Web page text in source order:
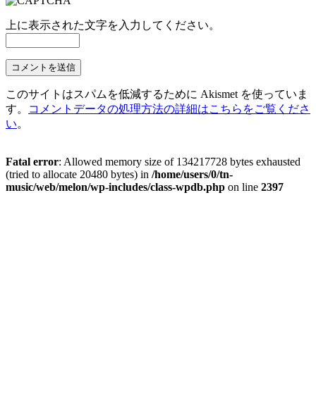
上に表示された文字を入力してください。
このサイトはスパムを低減するために Akismet を使っていま
す。
コメントデータの処理方法の詳細はこちらをご覧くださ
い。
Fatal error: Allowed memory size of 134217728 bytes exhausted
(tried to allocate 20480 bytes) in /home/users/0/tn-
music/web/melon/wp-includes/class-wpdb.php on line 2397